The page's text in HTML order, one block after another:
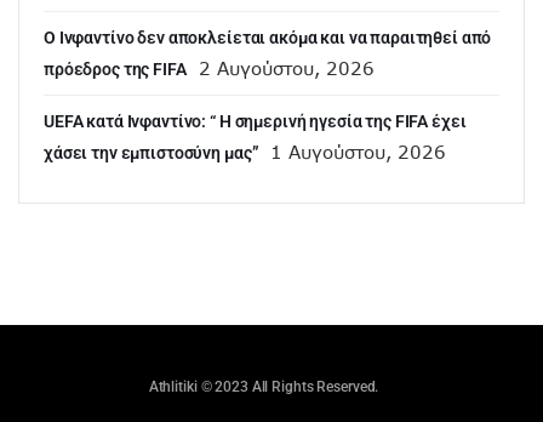
Ο Ινφαντίνο δεν αποκλείεται ακόμα και να παραιτηθεί από
πρόεδρος της FIFA
2 Αυγούστου, 2026
UEFA κατά Ινφαντίνο: “ H σημερινή ηγεσία της FIFA έχει
χάσει την εμπιστοσύνη μας”
1 Αυγούστου, 2026
Athlitiki © 2023 All Rights Reserved.